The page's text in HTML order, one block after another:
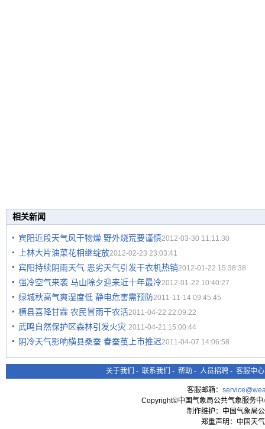
相关新闻
宾阳近段天气风干物燥 野外烧荒要谨慎2012-03-30 11:11:30
上林大片油菜花相继绽放2012-02-23 23:03:41
宾阳持续阴雨天气 恶劣天气引发干衣机热销2012-01-22 15:38:38
强冷空气来袭 马山除夕迎来近十年最冷2012-01-22 10:40:27
绿城秋高气爽湿度低 静电危害需预防2011-11-14 09:45:45
横县喜降甘霖 农民冒雨干农活2011-04-22 22:09:22
武鸣自然保护区森林引发火灾 2011-04-21 15:00:44
阴冷天气影响横县桑蚕 春蚕茧上市推迟2011-04-07 14:06:58
关于我们 - 联系我们 - 帮助 - 人员招聘 - 客服中心
客服邮箱：
Copyright©中国气象局公共气象服务
制作维护：中国气象局
郑重声明：中国天